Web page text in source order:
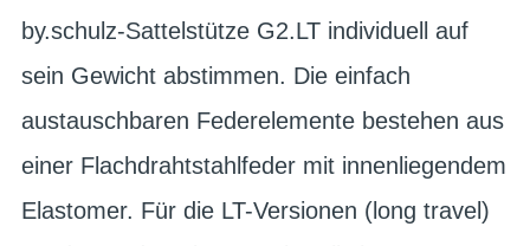
by.schulz-Sattelstütze G2.LT individuell auf
sein Gewicht abstimmen. Die einfach
austauschbaren Federelemente bestehen aus
einer Flachdrahtstahlfeder mit innenliegendem
Elastomer. Für die LT-Versionen (long travel)